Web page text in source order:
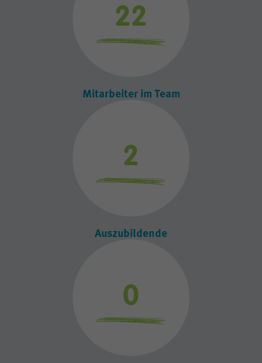
28
Mitarbeiter im Team
2
Auszubildende
2